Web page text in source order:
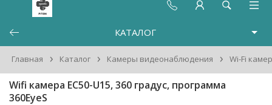
КАТАЛОГ
Главная › Каталог › Камеры видеонаблюдения › Wi-Fi
Wifi камера EC50-U15, 360 градус, программа
360EyeS